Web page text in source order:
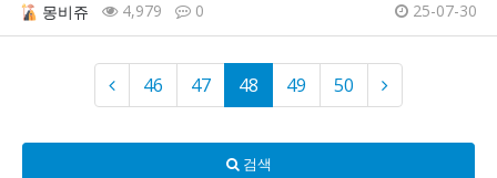
몽비쥬 4,979 0 25-07-30
46 47 48 49 50
검색